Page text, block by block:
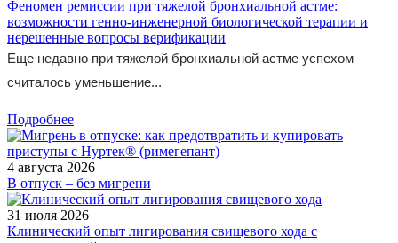
Феномен ремиссии при тяжелой бронхиальной астме:
возможности генно-инженерной биологической терапии и
нерешенные вопросы верификации
Еще недавно при тяжелой бронхиальной астме успехом
считалось уменьшение...
Подробнее
4 августа 2026
В отпуск – без мигрени
31 июля 2026
Клинический опыт лигирования свищевого хода с